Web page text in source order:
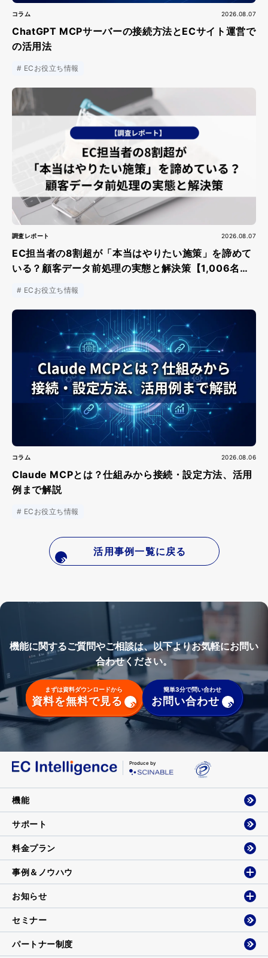
コラム 2026.08.07
ChatGPT MCPサーバーの接続方法とECサイト運営で
の活用法
ECお役立ち情報
調査レポート 2026.08.07
EC担当者の8割超が「本当はやりたい施策」を諦めて
いる？顧客データ前処理の実態と解決策【1,006名調
ECお役立ち情報
コラム 2026.08.06
Claude MCPとは？仕組みから接続・設定方法、活用
例まで解説
ECお役立ち情報
活用事例一覧に戻る
機能に関するご質問やご相談は、以下よりお気軽にお問い
合わせください。
まずは資料ダウンロードから
資料を無料で見る
簡単3分で問い合わせ
お問い合わせ
Produce by
機能
サポート
料金プラン
事例＆ノウハウ
お知らせ
セミナー
パートナー制度